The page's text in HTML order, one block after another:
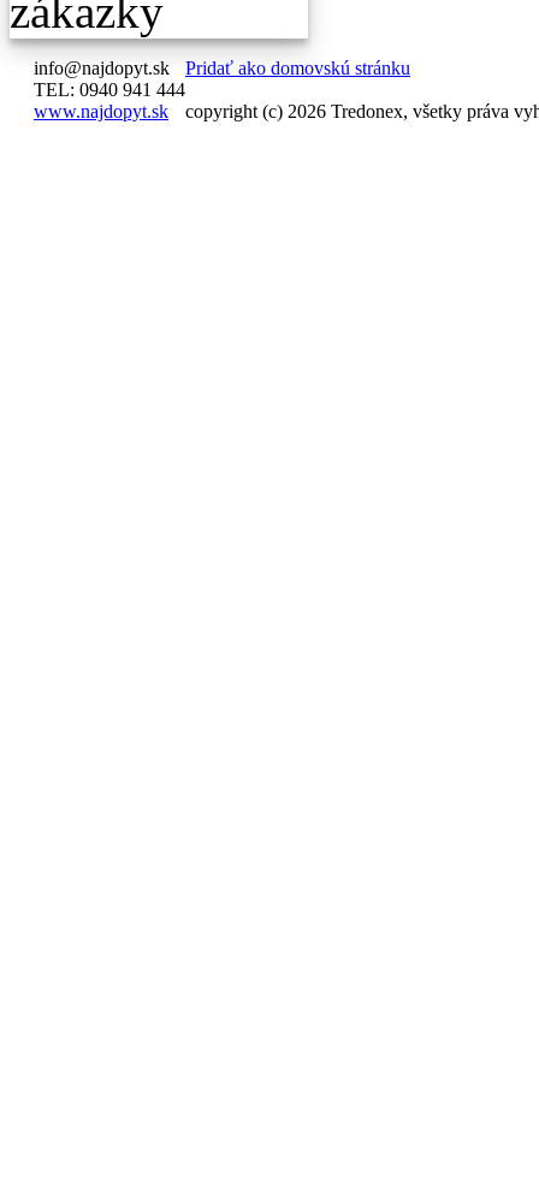
info@najdopyt.sk
TEL: 0940 941 444
www.najdopyt.sk
Pridať ako domovskú stránku
copyright (c) 2026 Tredonex, všetky práva